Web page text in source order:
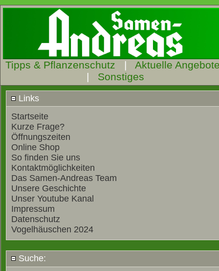
Tipps & Pflanzenschutz | Aktuelle
| Sonstiges
Links
Startseite
Kurze Frage?
Öffnungszeiten
Online Shop
So finden Sie uns
Kontaktmöglichkeiten
Das Samen-Andreas Team
Unsere Geschichte
Unser Youtube Kanal
Impressum
Datenschutz
Vogelhäuschen 2024
Suche: